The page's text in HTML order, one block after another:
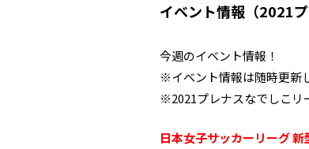
イベント情報（2021
今週のイベント情報！
※イベント情報は随時更新
※2021プレナスなでしこリ
日本女子サッカーリーグ